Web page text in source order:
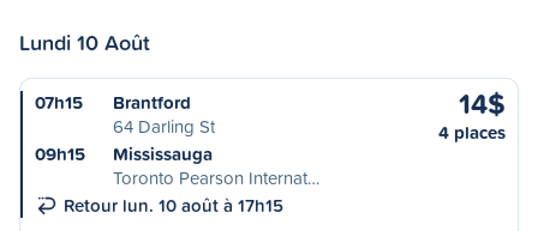
Lundi 10 Août
07h15
Brantford
64 Darling St
09h15
Mississauga
Toronto Pearson Internat…
Retour lun. 10 août à 17h15
14$
4 places